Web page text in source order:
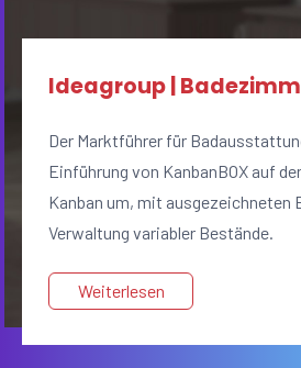
Ideagroup |
Der Marktführer für
Einführung von KanbanBOX auf
Kanban um, mit ausgezeichneten
Verwaltung variabler Bestände.
Weiterlesen